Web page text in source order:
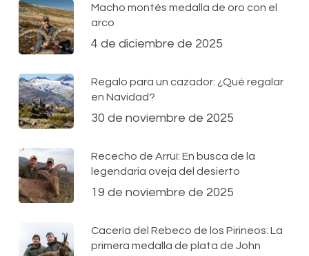
Macho montés medalla de oro con el
arco
4 de diciembre de 2025
Regalo para un cazador: ¿Qué regalar
en Navidad?
30 de noviembre de 2025
Rececho de Arruí: En busca de la
legendaria oveja del desierto
19 de noviembre de 2025
Cacería del Rebeco de los Pirineos: La
primera medalla de plata de John